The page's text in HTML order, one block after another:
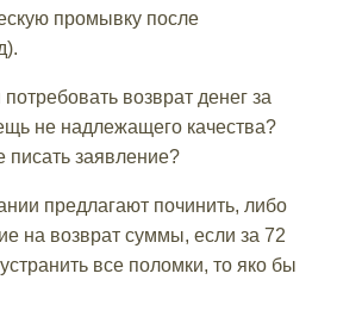
промывку после
возврат денег за
не надлежащего качества?
писать заявление?
предлагают починить, либо
на возврат суммы, если за 72
все поломки, то яко бы